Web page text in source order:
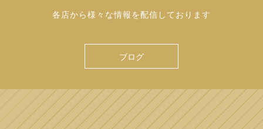
各店から様々な情報を配信しております
ブログ